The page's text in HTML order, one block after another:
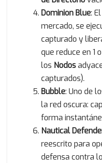
Dominion Blue:
mercado, se
capturado y
que reduce en 1
los Nodos
capturados).
Bubble: Uno de
la red oscura:
forma
Nautical
reescrito para
defensa contra